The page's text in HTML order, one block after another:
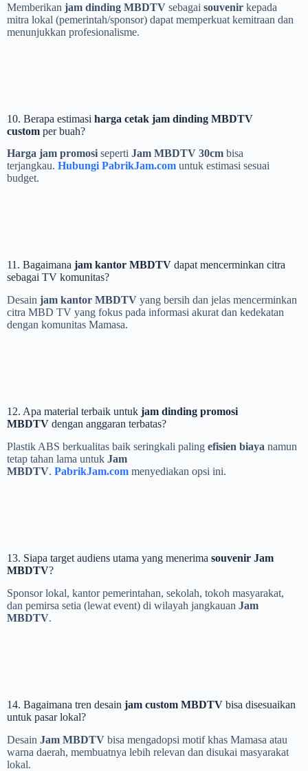
Memberikan jam dinding MBDTV sebagai souvenir kepada
mitra lokal (pemerintah/sponsor) dapat memperkuat kemitraan dan
menunjukkan profesionalisme.
10. Berapa estimasi harga cetak jam dinding MBDTV
custom per buah?
Harga jam promosi seperti Jam MBDTV 30cm bisa
terjangkau. Hubungi PabrikJam.com untuk estimasi sesuai
budget.
11. Bagaimana jam kantor MBDTV dapat mencerminkan citra
sebagai TV komunitas?
Desain jam kantor MBDTV yang bersih dan jelas mencerminkan
citra MBD TV yang fokus pada informasi akurat dan kedekatan
dengan komunitas Mamasa.
12. Apa material terbaik untuk jam dinding promosi
MBDTV dengan anggaran terbatas?
Plastik ABS berkualitas baik seringkali paling efisien biaya namun
tetap tahan lama untuk Jam
MBDTV. PabrikJam.com menyediakan opsi ini.
13. Siapa target audiens utama yang menerima souvenir Jam
MBDTV?
Sponsor lokal, kantor pemerintahan, sekolah, tokoh masyarakat,
dan pemirsa setia (lewat event) di wilayah jangkauan Jam
MBDTV.
14. Bagaimana tren desain jam custom MBDTV bisa disesuaikan
untuk pasar lokal?
Desain Jam MBDTV bisa mengadopsi motif khas Mamasa atau
warna daerah, membuatnya lebih relevan dan disukai masyarakat
lokal.